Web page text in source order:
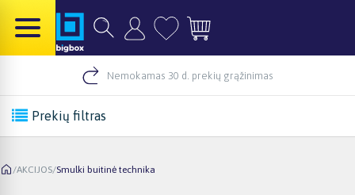
Nemokamas 30 d. prekių grąžinimas
Prekių filtras
/AKCIJOS/Smulki buitinė technika